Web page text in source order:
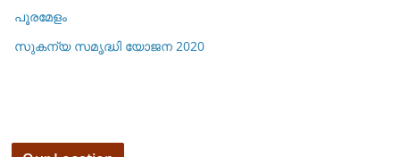
പൂരമേളം
സുകന്യ സമൃദ്ധി യോജന 2020